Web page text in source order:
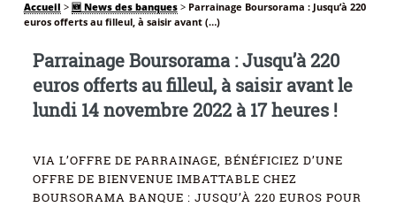
Accueil > 🆕 News des banques> Parrainage Boursorama : Jusqu’à 220
euros offerts au filleul, à saisir avant (…)
Parrainage Boursorama : Jusqu’à 220
euros offerts au filleul, à saisir avant le
lundi 14 novembre 2022 à 17 heures !
VIA L’OFFRE DE PARRAINAGE, BÉNÉFICIEZ D’UNE
OFFRE DE BIENVENUE IMBATTABLE CHEZ
BOURSORAMA BANQUE : JUSQU’À 220 EUROS POUR